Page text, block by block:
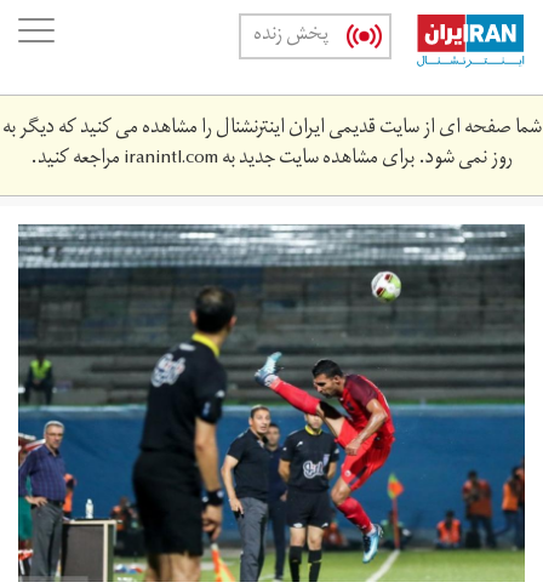
Skip
main
content
پخش زنده
شما صفحه ای از سایت قدیمی ایران اینترنشنال را مشاهده می کنید که دیگر به
روز نمی شود. برای مشاهده سایت جدید بهiranintl.comمراجعه کنید.
57716710.jpg